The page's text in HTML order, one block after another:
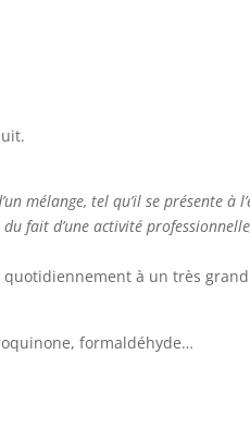
mélange, tel qu’il se présente à
fait d’une activité
quotidiennement à un très grand
formaldéhyde…